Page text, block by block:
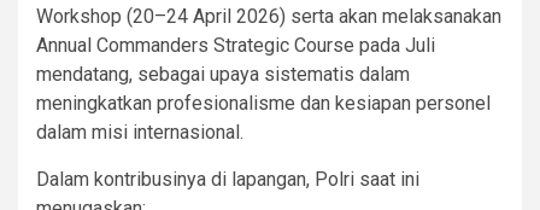
Workshop (20–24 April 2026) serta akan melaksanakan
Annual Commanders Strategic Course pada Juli
mendatang, sebagai upaya sistematis dalam
meningkatkan profesionalisme dan kesiapan personel
dalam misi internasional.
Dalam kontribusinya di lapangan, Polri saat ini